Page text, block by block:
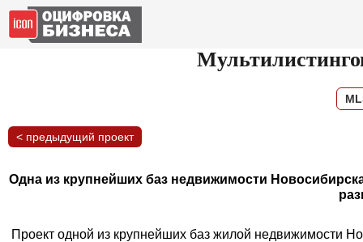
< предыдущий проект
Одна из крупнейших баз недвижимости
Проект одной из крупнейших баз жилой недвижимости